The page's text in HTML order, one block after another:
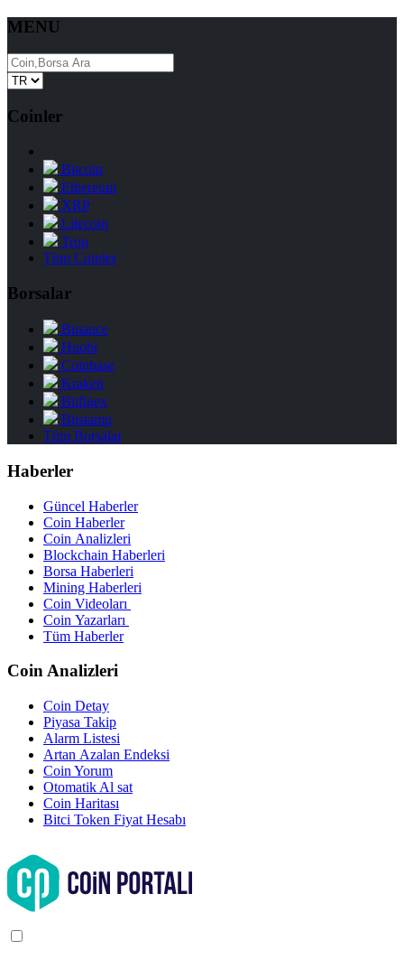
MENU
Coinler
Bitcoin
Ethereum
XRP
Litecoin
Tron
Tüm Coinler
Borsalar
Binance
Huobi
Coinbase
Kraken
Bitfinex
Bitstamp
Tüm Borsalar
Haberler
Güncel Haberler
Coin Haberler
Coin Analizleri
Blockchain Haberleri
Borsa Haberleri
Mining Haberleri
Coin Videoları
Coin Yazarları
Tüm Haberler
Coin Analizleri
Coin Detay
Piyasa Takip
Alarm Listesi
Artan Azalan Endeksi
Coin Yorum
Otomatik Al sat
Coin Haritası
Bitci Token Fiyat Hesabı